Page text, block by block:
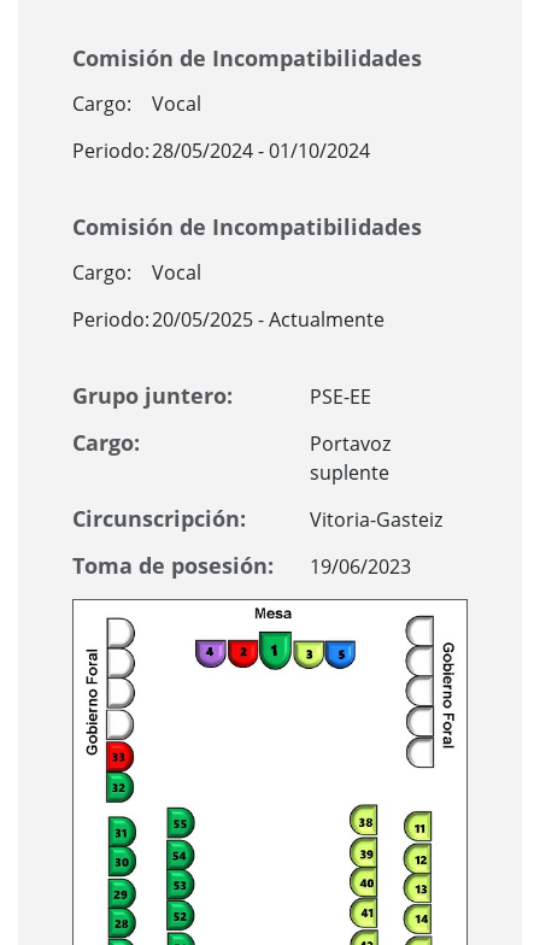
Comisión de Incompatibilidades
Cargo:
Vocal
Periodo:28/05/2024 - 01/10/2024
Comisión de Incompatibilidades
Cargo:
Vocal
Periodo:20/05/2025 - Actualmente
Grupo juntero: PSE-EE
Cargo:
Portavoz
suplente
Circunscripción: Vitoria-Gasteiz
Toma de posesión: 19/06/2023